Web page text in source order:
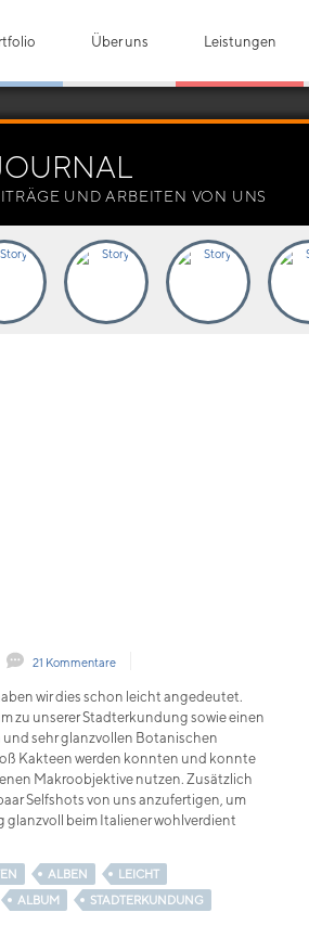
Über uns Leistungen
UND ARBEITEN VON UNS
21 Kommentare
wir dies schon leicht angedeutet.
zu unserer Stadterkundung sowie einen
sehr glanzvollen Botanischen
Kakteen werden konnten und konnte
Makroobjektive nutzen. Zusätzlich
Selfshots von uns anzufertigen, um
glanzvoll beim Italiener wohlverdient
ALBEN
LEICHT
ALBUM
STADTERKUNDUNG